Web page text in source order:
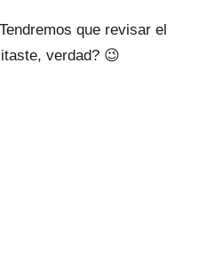
que revisar el
verdad? 😉